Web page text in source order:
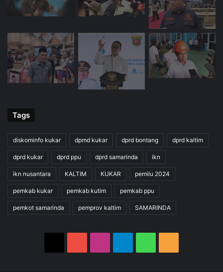
Tags
diskominfo kukar dpmd kukar dprd bontang dprd kaltim
dprd kukar dprd ppu dprd samarinda ikn
ikn nusantara KALTIM KUKAR pemilu 2024
pemkab kukar pemkab kutim pemkab ppu
pemkot samarinda pemprov kaltim SAMARINDA